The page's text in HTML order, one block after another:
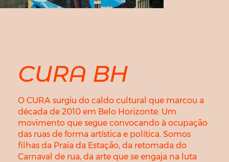
CURA BH
O CURA surgiu do caldo cultural que marcou a
década de 2010 em Belo Horizonte. Um
movimento que segue convocando à ocupação
das ruas de forma artística e política. Somos
filhas da Praia da Estação, da retomada do
Carnaval de rua, da arte que se engaja na luta